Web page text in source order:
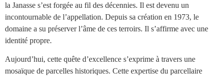
la Janasse s’est forgée au fil des décennies. Il est devenu un
incontournable de l’appellation. Depuis sa création en 1973, le
domaine a su préserver l’âme de ces terroirs. Il s’affirme avec une
identité propre.
Aujourd’hui, cette quête d’excellence s’exprime à travers une
mosaïque de parcelles historiques. Cette expertise du parcellaire